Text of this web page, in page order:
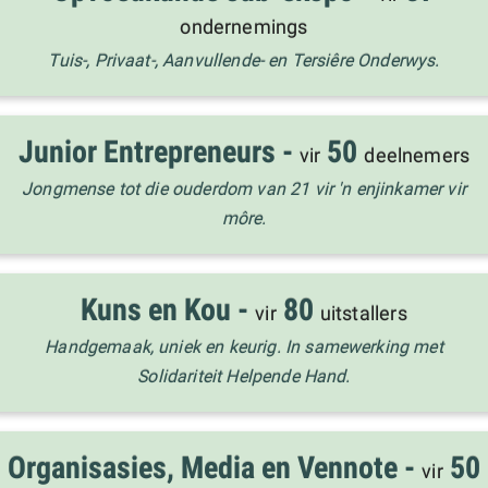
ondernemings
Tuis-, Privaat-, Aanvullende- en Tersiêre Onderwys.
Junior Entrepreneurs - vir 50deelnemers
Jongmense tot die ouderdom van 21 vir 'n enjinkamer vir
môre.
Kuns en Kou -vir80 uitstallers
Handgemaak, uniek en keurig. In samewerking met
Solidariteit Helpende Hand.
Organisasies, Media en Vennote -vir50